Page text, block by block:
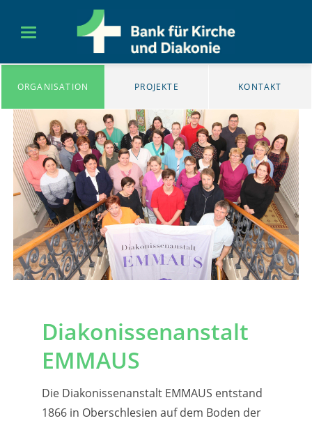
ORGANISATION PROJEKTE KONTAKT
Diakonissenanstalt
EMMAUS
Die Diakonissenanstalt EMMAUS entstand
1866 in Oberschlesien auf dem Boden der